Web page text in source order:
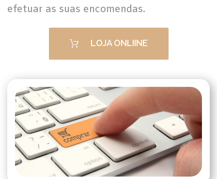
efetuar as suas encomendas.
LOJA ONLIINE